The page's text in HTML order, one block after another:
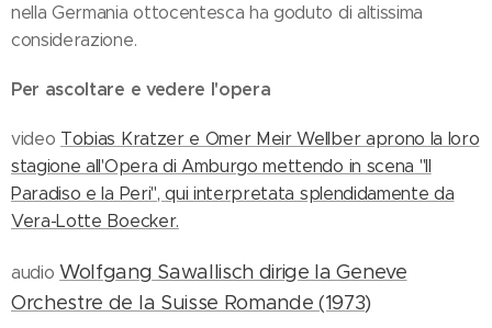
nella Germania ottocentesca ha goduto di altissima
considerazione.
Per ascoltare e vedere l'opera
video Tobias Kratzer e Omer Meir Wellber aprono la loro
stagione all'Opera di Amburgo mettendo in scena "Il
Paradiso e la Peri", qui interpretata splendidamente da
Vera-Lotte Boecker.
audioWolfgang Sawallisch dirige la Geneve
Orchestre de la Suisse Romande (1973)